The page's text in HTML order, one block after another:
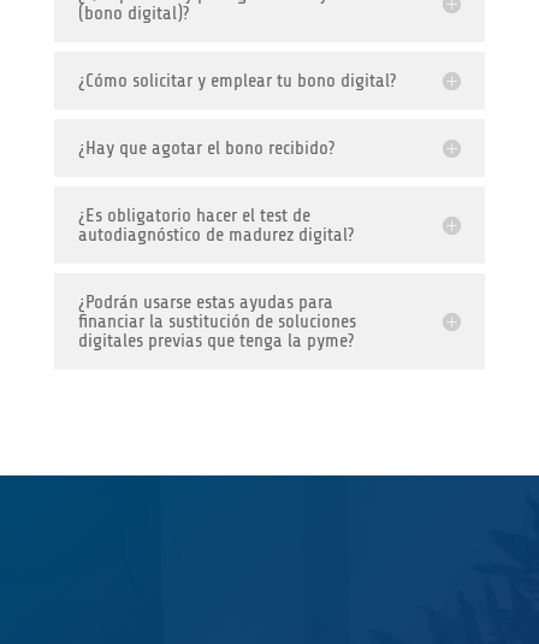
(bono digital)?
¿Cómo solicitar y emplear tu bono digital?
¿Hay que agotar el bono recibido?
¿Es obligatorio hacer el test de
autodiagnóstico de madurez digital?
¿Podrán usarse estas ayudas para
financiar la sustitución de soluciones
digitales previas que tenga la pyme?